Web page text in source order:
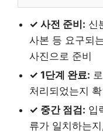
✓ 사전 준비: 신
사본 등 요구되
사진으로 준비
✓ 1단계 완료:
처리되었는지 확
✓ 중간 점검: 입
류가 일치하는